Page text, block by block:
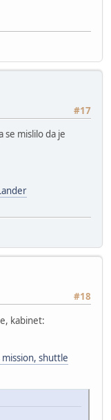
#17
se mislilo da je
#18
kabinet:
shuttle